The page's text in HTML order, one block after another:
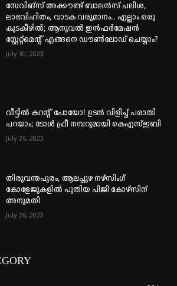
സേവിങ്സ് അക്കൗണ്ട് ബാലൻസ് പലിശ,
ലാഭവിഹിതം, വാടക വരുമാനം.. എല്ലാം ഒരു
കുടകീഴിൽ; ആനുവൽ ഇൻഫർമേഷൻ
സ്റ്റേറ്റ്മെന്റ് എങ്ങനെ ഡൗൺലോഡ് ചെയ്യാം?
July 30, 2023
വീട്ടില്‍ കറന്റ് പോയോ! ഉടന്‍ വിളിച്ച് പരാതി
പറയാം; ടോള്‍ ഫ്രീ നമ്പറുമായി കെഎസ്ഇബി
July 26, 2023
തിരുവന്തപുരം, ആലപ്പുഴ നഴ്‌സിംഗ്
കോളേജുകളില്‍ പുതിയ പിജി കോഴ്‌സിന്
അനുമതി
July 26, 2023